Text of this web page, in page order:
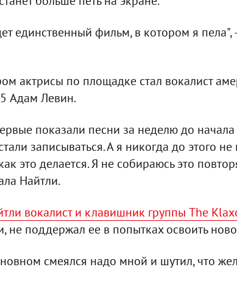
единственный фильм, в котором я
актрисы по площадке стал вокалист
Адам Левин.
показали песни за неделю до
записываться. А я никогда до этого
это делается. Я не собираюсь это
Найтли.
вокалист и клавишник группы The
не поддержал ее в попытках освоить
смеялся надо мной и шутил, что